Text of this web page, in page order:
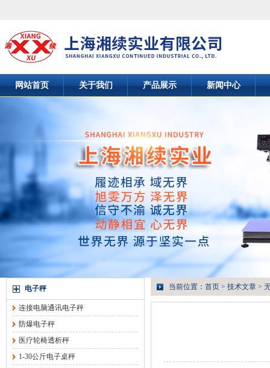
网站首页 关于我们 产品展示 新闻中心
电子秤
连接电脑通讯电子秤
防爆电子秤
医疗轮椅透析秤
1-30公斤电子桌秤
当前位置： 首页 > 技术文章 >